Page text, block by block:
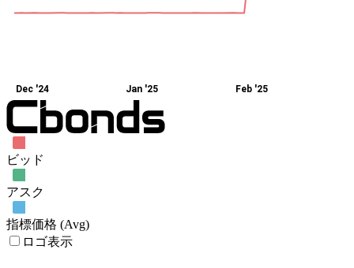
Dec '24 Jan '25 Feb '25
ビッド
アスク
指標価格 (Avg)
ロゴ表示